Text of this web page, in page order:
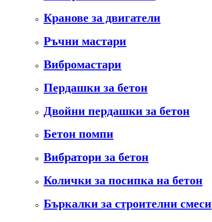
Кранове за двигатели
Ръчни мастари
Вибромастари
Пердашки за бетон
Двойни пердашки за бетон
Бетон помпи
Вибратори за бетон
Колички за посипка на бетон
Бъркалки за строителни смеси